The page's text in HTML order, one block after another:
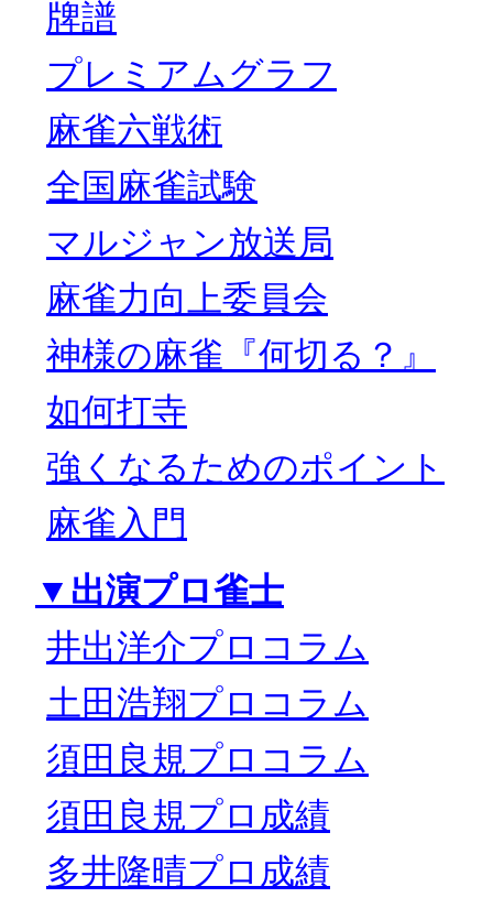
牌譜
プレミアムグラフ
麻雀六戦術
全国麻雀試験
マルジャン放送局
麻雀力向上委員会
神様の麻雀『何切る？』
如何打寺
強くなるためのポイント
麻雀入門
▼出演プロ雀士
井出洋介プロコラム
土田浩翔プロコラム
須田良規プロコラム
須田良規プロ成績
多井隆晴プロ成績